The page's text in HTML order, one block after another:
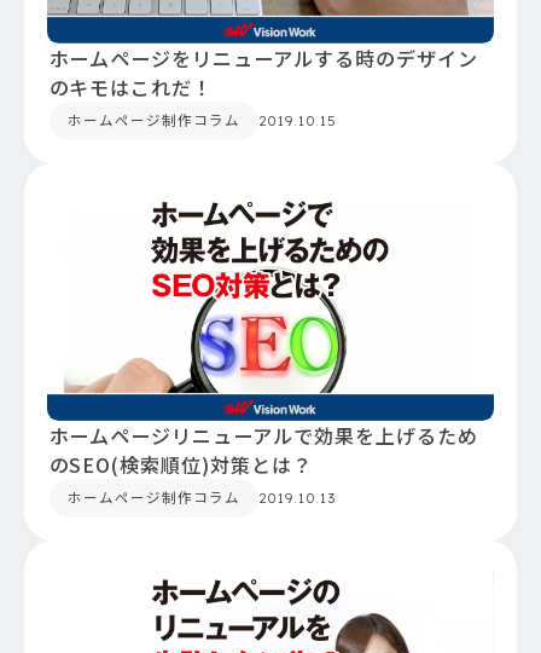
ホームページをリニューアルする時のデザイン
のキモはこれだ！
ホームページ制作コラム 2019.10.15
ホームページリニューアルで効果を上げるため
のSEO(検索順位)対策とは？
ホームページ制作コラム 2019.10.13